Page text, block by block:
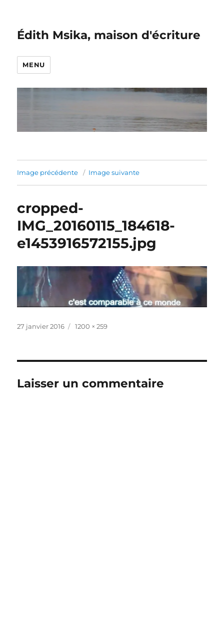
Édith Msika, maison d'écriture
MENU
Image précédente Image suivante
cropped-
IMG_20160115_184618-
e1453916572155.jpg
Publié
27 janvier 2016
Taille
1200 × 259
Laisser un commentaire